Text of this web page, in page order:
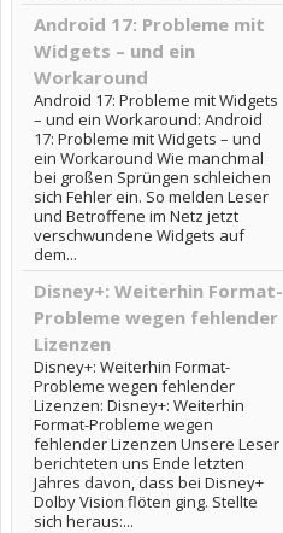
Android 17: Probleme mit
Widgets – und ein
Workaround
Android 17: Probleme mit Widgets
– und ein Workaround: Android
17: Probleme mit Widgets – und
ein Workaround Wie manchmal
bei großen Sprüngen schleichen
sich Fehler ein. So melden Leser
und Betroffene im Netz jetzt
verschwundene Widgets auf
dem...
Disney+: Weiterhin Format-
Probleme wegen fehlender
Lizenzen
Disney+: Weiterhin Format-
Probleme wegen fehlender
Lizenzen: Disney+: Weiterhin
Format-Probleme wegen
fehlender Lizenzen Unsere Leser
berichteten uns Ende letzten
Jahres davon, dass bei Disney+
Dolby Vision flöten ging. Stellte
sich heraus:...